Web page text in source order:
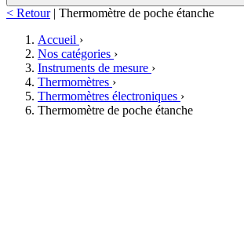
< Retour | Thermomètre de poche étanche
Accueil ›
Nos catégories ›
Instruments de mesure ›
Thermomètres ›
Thermomètres électroniques ›
Thermomètre de poche étanche